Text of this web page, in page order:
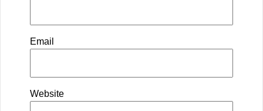
Email
Website